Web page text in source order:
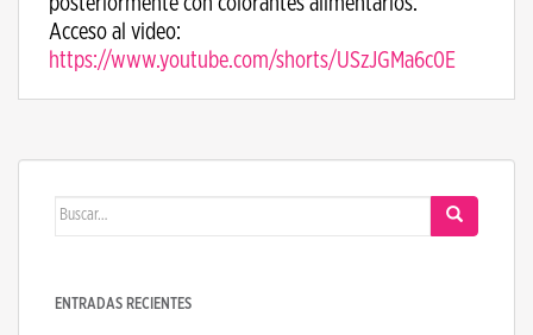
Acceso al video:
https://www.youtube.com/shorts/USzJGMa6c0E
Buscar:
ENTRADAS RECIENTES